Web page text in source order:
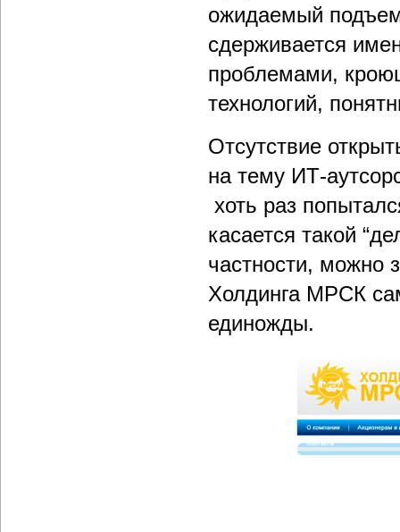
ожидаемый
сдерживается
проблемами,
технологий,
Отсутствие
на тему ИТ-
хоть раз
касается такой
частности, можно
Холдинга МРСК
единожды.